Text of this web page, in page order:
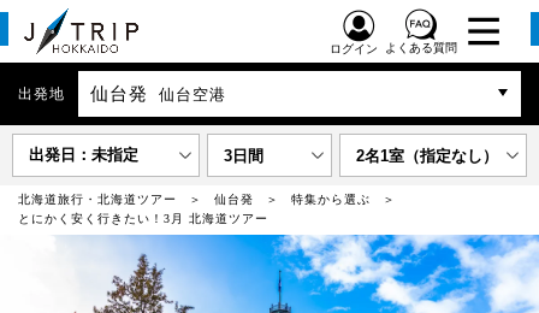
ログイン よくある質問
出発地 仙台発 仙台空港
出発日：未指定 3日間 2名1室（指定なし）
北海道旅行・北海道ツアー 仙台発
特集から選ぶ
とにかく安く行きたい！3月 北海道ツアー